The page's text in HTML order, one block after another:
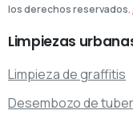
los derechos reservados.
Limpiezas
Limpieza de graffitis
Desembozo de